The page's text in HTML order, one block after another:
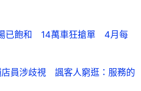
已飽和 14萬車狂搶單 4月每
店員涉歧視 諷客人窮逛：服務的